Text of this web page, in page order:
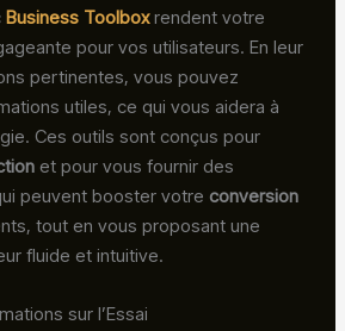
Business Toolboxrendent votre
pour vos utilisateurs. En leur
pertinentes, vous pouvez
utiles, ce qui vous aidera à
Ces outils sont conçus pour
et pour vous fournir des
peuvent booster votre conversion
tout en vous proposant une
fluide et intuitive.
sur l’Essai